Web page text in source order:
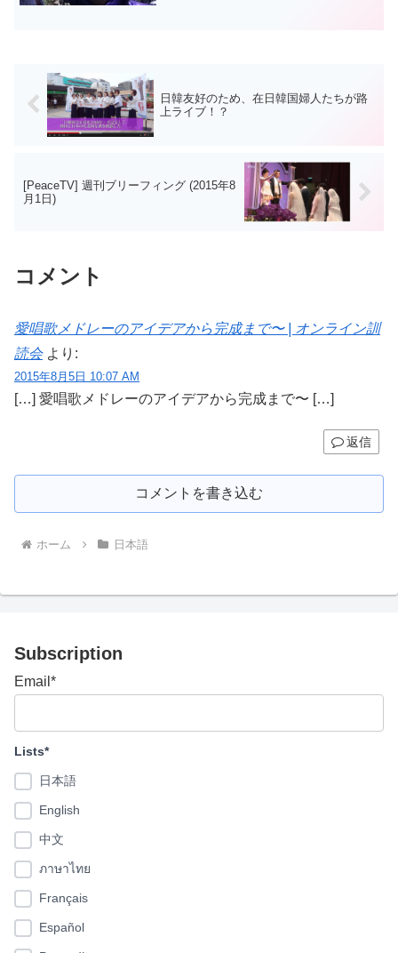
日韓友好のため、在日韓国婦人たちが路
上ライブ！？
[PeaceTV] 週刊ブリーフィング (2015年8
月1日)
コメント
愛唱歌メドレーのアイデアから完成まで〜 | オンライン訓
読会 より:
2015年8月5日 10:07 AM
[…] 愛唱歌メドレーのアイデアから完成まで〜 […]
返信
コメントを書き込む
ホーム 日本語
Subscription
Email*
Lists*
日本語
English
中文
ภาษาไทย
Français
Español